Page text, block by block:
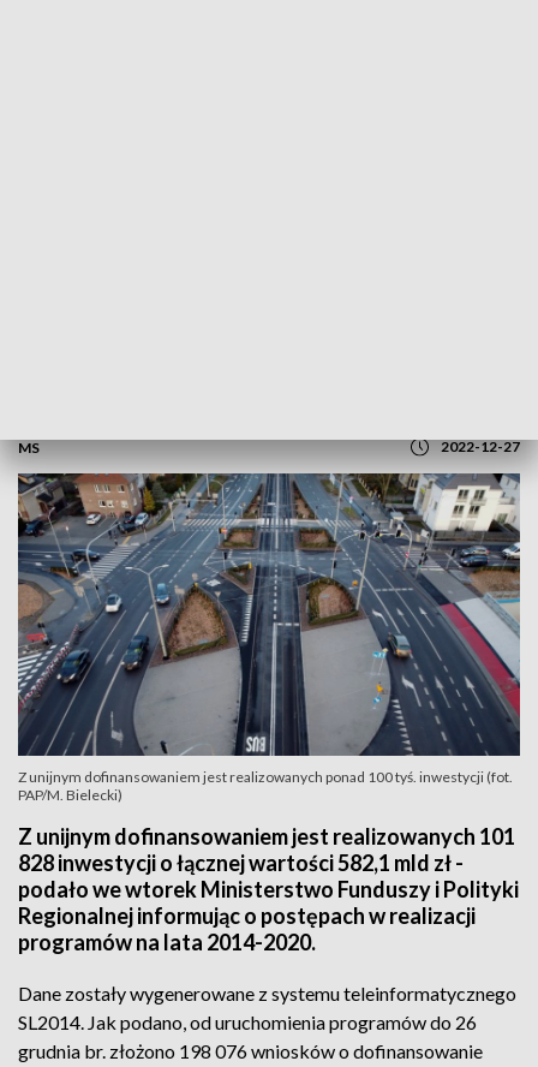
MS 2022-12-27
Z unijnym dofinansowaniem jest realizowanych ponad 100 tyś. inwestycji (fot.
PAP/M. Bielecki)
Z unijnym dofinansowaniem jest realizowanych 101
828 inwestycji o łącznej wartości 582,1 mld zł -
podało we wtorek Ministerstwo Funduszy i Polityki
Regionalnej informując o postępach w realizacji
programów na lata 2014-2020.
Dane zostały wygenerowane z systemu teleinformatycznego
SL2014. Jak podano, od uruchomienia programów do 26
grudnia br. złożono 198 076 wniosków o dofinansowanie